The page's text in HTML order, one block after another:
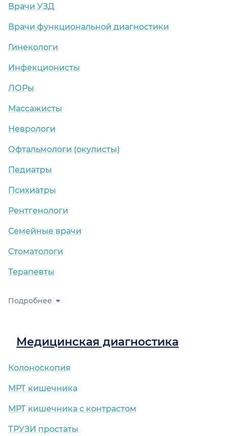
Врачи УЗД
Врачи функциональной диагностики
Гинекологи
Инфекционисты
ЛОРы
Массажисты
Неврологи
Офтальмологи (окулисты)
Педиатры
Психиатры
Рентгенологи
Семейные врачи
Стоматологи
Терапевты
Подробнее
Медицинская диагностика
Колоноскопия
МРТ кишечника
МРТ кишечника с контрастом
ТРУЗИ простаты